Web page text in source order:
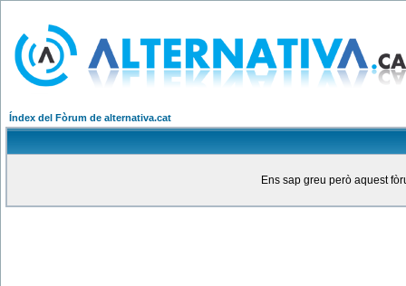
Índex del Fòrum de alternativa.cat
Ens sap greu però aquest